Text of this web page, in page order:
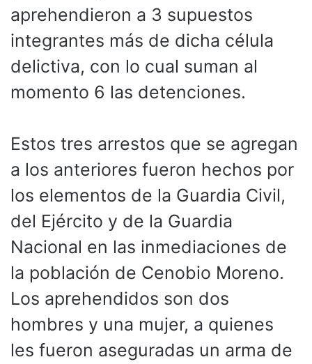
aprehendieron a 3 supuestos
integrantes más de dicha célula
delictiva, con lo cual suman al
momento 6 las detenciones.
Estos tres arrestos que se agregan
a los anteriores fueron hechos por
los elementos de la Guardia Civil,
del Ejército y de la Guardia
Nacional en las inmediaciones de
la población de Cenobio Moreno.
Los aprehendidos son dos
hombres y una mujer, a quienes
les fueron aseguradas un arma de